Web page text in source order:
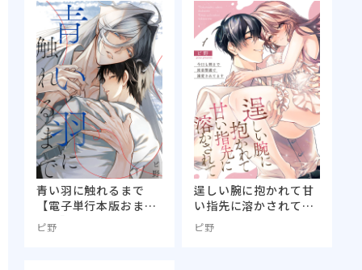
青い羽に触れるまで
【電子単行本版おまけ
付き】
ピ野
逞しい腕に抱かれて甘
い指先に溶かされて～
今日も朝まで密着警護
で溺愛されてます～
ピ野